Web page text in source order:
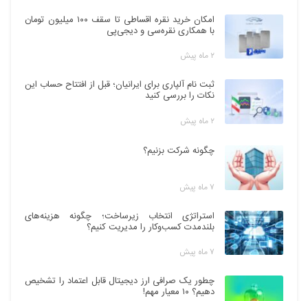
امکان خرید نقره اقساطی تا سقف ۱۰۰ میلیون تومان
با همکاری نقره‌سی و دیجی‌پی
۲ ماه پیش
ثبت نام آلپاری برای ایرانیان؛ قبل از افتتاح حساب این
نکات را بررسی کنید
۲ ماه پیش
چگونه شرکت بزنیم؟
۷ ماه پیش
استراتژی انتخاب زیرساخت؛ چگونه هزینه‌های
بلندمدت کسب‌وکار را مدیریت کنیم؟
۷ ماه پیش
چطور یک صرافی ارز دیجیتال قابل اعتماد را تشخیص
دهیم؟ ۱۰ معیار مهم!